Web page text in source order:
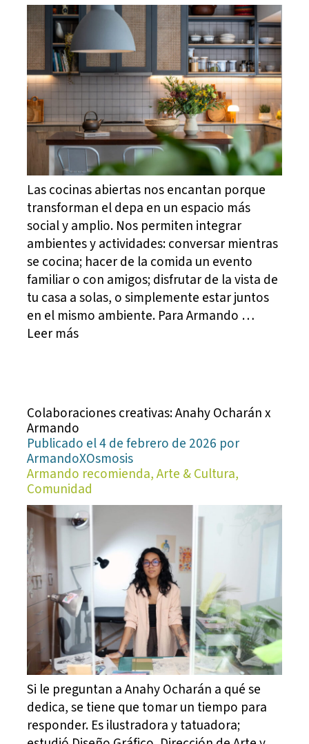
Las cocinas abiertas nos encantan porque
transforman el depa en un espacio más
social y amplio. Nos permiten integrar
ambientes y actividades: conversar mientras
se cocina; hacer de la comida un evento
familiar o con amigos; disfrutar de la vista de
tu casa a solas, o simplemente estar juntos
en el mismo ambiente. Para Armando …
Leer más
Colaboraciones creativas: Anahy Ocharán x
Armando
Publicado el 4 de febrero de 2026 por
ArmandoXOsmosis
Armando recomienda, Arte & Cultura,
Comunidad
Si le preguntan a Anahy Ocharán a qué se
dedica, se tiene que tomar un tiempo para
responder. Es ilustradora y tatuadora;